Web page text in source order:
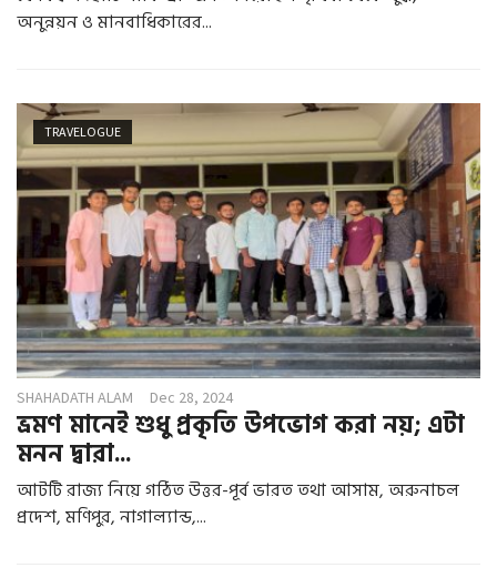
অনুন্নয়ন ও মানবাধিকারের...
TRAVELOGUE
SHAHADATH ALAM Dec 28, 2024
ভ্রমণ মানেই শুধু প্রকৃতি উপভোগ করা নয়; এটা
মনন দ্বারা...
আটটি রাজ্য নিয়ে গঠিত উত্তর-পূর্ব ভারত তথা আসাম, অরুনাচল
প্রদেশ, মণিপুর, নাগাল্যান্ড,...